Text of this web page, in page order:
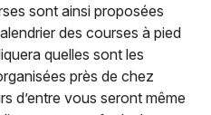
sont ainsi proposées
des courses à pied
quelles sont les
près de chez
d’entre vous seront même